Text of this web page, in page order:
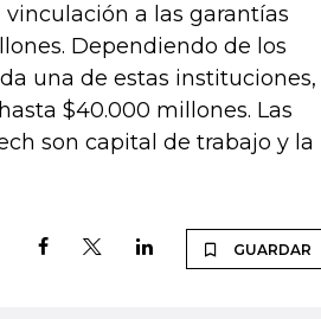
a las garantías
Dependiendo de los
una de estas instituciones,
$40.000 millones. Las
son capital de trabajo y la
GUARDAR